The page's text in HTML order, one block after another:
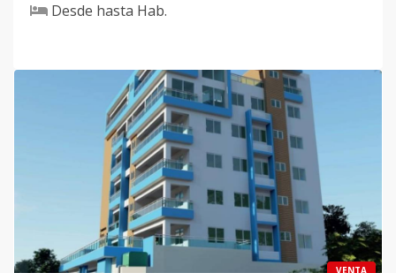
Desde hasta Hab.